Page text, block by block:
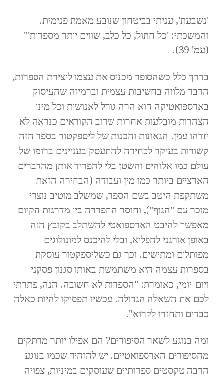
'נשבעת', עניתי בביטחון שנובע מאמת פנימית.
והמשכתי: 'כל חתול, כל כלב, שווים יותר מספרות'"
(עמ' 39).
בדרך כלל כשהסופר מכניס את עצמו ליצירת הספרות,
הדבר מלווה בחשיבות עצמית וברמיזה שהעיסוק
בארספואטיקה הוא הרה גורל לאנושות וכל מיני
הצהרות מובלעות אחרות שרוב הקוראים כנראה לא
יזדהו עמן. הגאונות והכנות של ליספקטור בספר הזה
קשורות בעיקר לבחירה להתעסק בעניינים ברומו של
עולם כמו אלוהים והשטן בלי להפריד אותן מהדברים
הארציים ביותר כמו מין ועבודה (הבחירה הזאת
משתקפת היטב בשם הספר, שמשלב מוטיב נוצרי
מוכר עם "הגוף"), וחוסר ההפרדה בין מדרגות הקיום
מאפשר להיבט הארספואטי להשתלב בקובץ הזה
באופן אורגני להפליא, ובלי להיכנס למונולוגים
מפותלים ומתישים. וכך גם כשליספקטור עוסקת
בספרות עצמה היא משתמשת באותו סגנון פסקני
ויום-יומי, כאומרת: "הספרות לא חשובה. הנה, פתרתי
לכם את השאלה הגדולה. עכשיו תפסיקו להיות כאלה
כבדים ותחזרו לקרוא".
ומה בנוגע לשאר הסיפורים? הם אפילו יותר מרתקים
מהסיפורים הארספואטיים. יש להזהיר שכמו בנוגע
הרבה טקסטים ספרותיים שעוסקים במיניות, צפויה